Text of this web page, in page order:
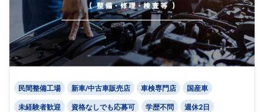
民間整備工場 新車/中古車販売店 車検専門店 国産車
未経験者歓迎 資格なしでも応募可 学歴不問 週休2日